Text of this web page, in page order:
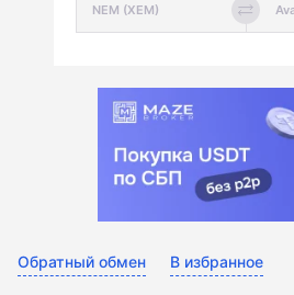
Обратный обмен В избранное